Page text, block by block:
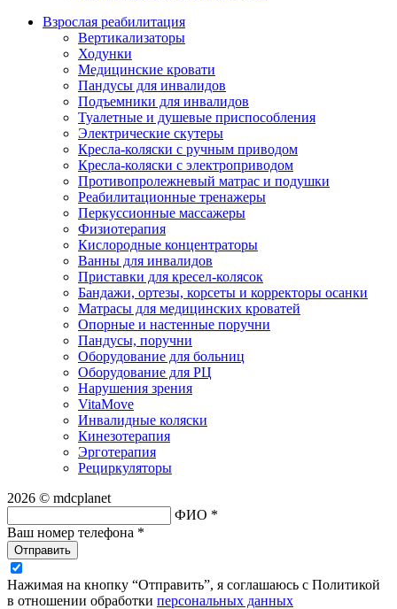
Взрослая реабилитация
Вертикализаторы
Ходунки
Медицинские кровати
Пандусы для инвалидов
Подъемники для инвалидов
Туалетные и душевые приспособления
Электрические скутеры
Кресла-коляски с ручным приводом
Кресла-коляски с электроприводом
Противопролежневый матрас и подушки
Реабилитационные тренажеры
Перкуссионные массажеры
Физиотерапия
Кислородные концентраторы
Ванны для инвалидов
Приставки для кресел-колясок
Бандажи, ортезы, корсеты и корректоры осанки
Матрасы для медицинских кроватей
Опорные и настенные поручни
Пандусы, поручни
Оборудование для больниц
Оборудование для РЦ
Нарушения зрения
VitaMove
Инвалидные коляски
Кинезотерапия
Эрготерапия
Рециркуляторы
2026 © mdcplanet
ФИО *
Ваш номер телефона *
Отправить
Нажимая на кнопку “Отправить”, я соглашаюсь с Политикой
в отношении обработки персональных данных